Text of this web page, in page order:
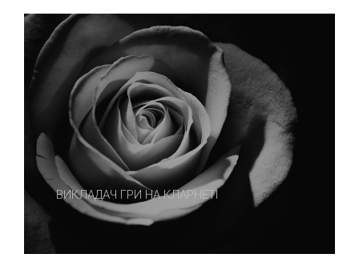
ВИКЛАДАЧ ГРИ НА КЛАРНЕТІ